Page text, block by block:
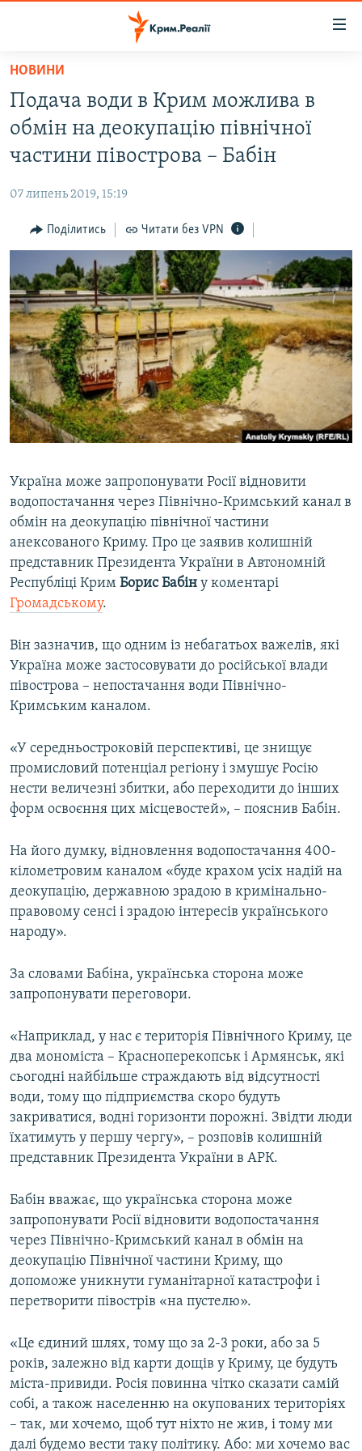
Перейти
основного
матеріалу
основної
Перейти
до
ВОДА.КРИМ
ВІДЕО ТА ФОТО
БЛОГИ
ПОГЛЯД
ІНТЕРВ'Ю
ВСЕ ЗА ДЕНЬ
СПЕЦПРОЕКТИ
ДЕПОРТАЦІЯ
ВІДЕОУРОКИ «ELIFBE»
СВІДЧЕННЯ ОКУПАЦІЇ
УКРАЇНСЬКА ПРОБЛЕМА КРИМУ
ЯК ОБІЙТИ БЛОКУВАННЯ
Русский
Qırımtatar
Усі сайти RFE/RL
НОВИНИ
Подача води в Крим можлива в
обмін на деокупацію північної
частини півострова – Бабін
07 липень 2019, 15:19
Поділитись Читати без VPN
Україна може запропонувати Росії відновити
водопостачання через Північно-Кримський канал в
обмін на деокупацію північної частини
анексованого Криму. Про це заявив колишній
представник Президента України в Автономній
Республіці Крим Борис Бабін у коментарі
Громадському.
Він зазначив, що одним із небагатьох важелів, які
Україна може застосовувати до російської влади
півострова – непостачання води Північно-
Кримським каналом.
«У середньостроковій перспективі, це знищує
промисловий потенціал регіону і змушує Росію
нести величезні збитки, або переходити до інших
форм освоєння цих місцевостей», – пояснив Бабін.
На його думку, відновлення водопостачання 400-
кілометровим каналом «буде крахом усіх надій на
деокупацію, державною зрадою в кримінально-
правовому сенсі і зрадою інтересів українського
народу».
За словами Бабіна, українська сторона може
запропонувати переговори.
«Наприклад, у нас є територія Північного Криму, це
два мономіста – Красноперекопськ і Армянськ, які
сьогодні найбільше страждають від відсутності
води, тому що підприємства скоро будуть
закриватися, водні горизонти порожні. Звідти люди
їхатимуть у першу чергу», – розповів колишній
представник Президента України в АРК.
Бабін вважає, що українська сторона може
запропонувати Росії відновити водопостачання
через Північно-Кримський канал в обмін на
деокупацію Північної частини Криму, що
допоможе уникнути гуманітарної катастрофи і
перетворити півострів «на пустелю».
«Це єдиний шлях, тому що за 2-3 роки, або за 5
років, залежно від карти дощів у Криму, це будуть
міста-привиди. Росія повинна чітко сказати самій
собі, а також населенню на окупованих територіях
– так, ми хочемо, щоб тут ніхто не жив, і тому ми
далі будемо вести таку політику. Або: ми хочемо вас